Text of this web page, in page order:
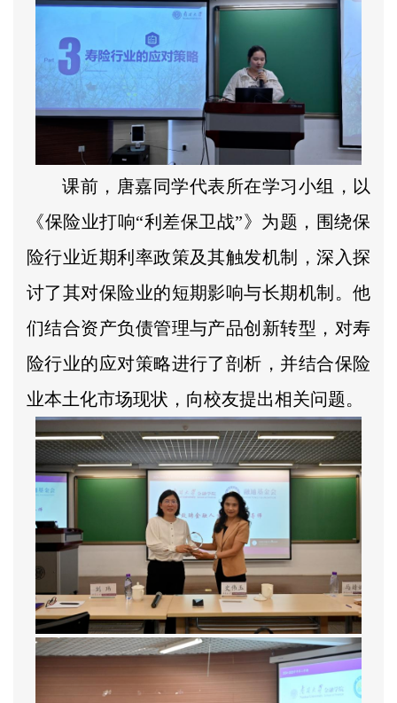
课前，唐嘉同学代表所在学习小组，以
《保险业打响“利差保卫战”》为题，围绕保
险行业近期利率政策及其触发机制，深入探
讨了其对保险业的短期影响与长期机制。他
们结合资产负债管理与产品创新转型，对寿
险行业的应对策略进行了剖析，并结合保险
业本土化市场现状，向校友提出相关问题。